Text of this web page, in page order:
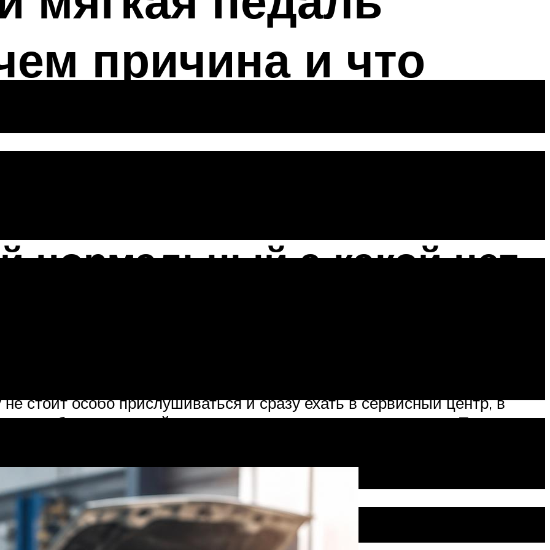
причина и что
при нажатии на
нормальный а какой нет
каждому малейшему скрипу или звуку прислушиваются очень
них признаки поломки. Автомобиль – это механическое транспортное
узлов и механизмов, которые могут создавать небольшой
стоит особо прислушиваться и сразу ехать в сервисный центр, в
обязательно найдут неполадки и предложат устранить. Педаль
издает легкое шипение.